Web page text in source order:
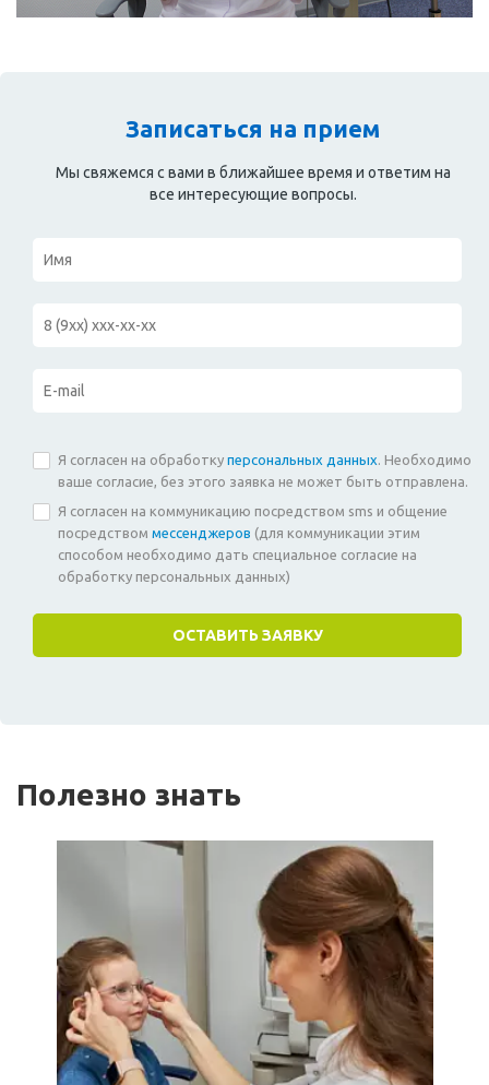
Записаться на прием
Мы свяжемся с вами в ближайшее время и ответим на
все интересующие вопросы.
Я согласен на обработку персональных данных . Необходимо
ваше согласие, без этого заявка не может быть отправлена.
Я согласен на коммуникацию посредством sms и общение
посредством мессенджеров (для коммуникации этим
способом необходимо дать специальное согласие на
обработку персональных данных)
Полезно знать